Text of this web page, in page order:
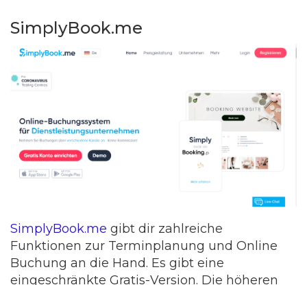
SimplyBook.me
SimplyBook.me gibt dir zahlreiche
Funktionen zur Terminplanung und Online
Buchung an die Hand. Es gibt eine
eingeschränkte Gratis-Version. Die höheren